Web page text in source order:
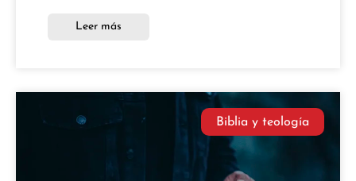
Leer más
Biblia y teología